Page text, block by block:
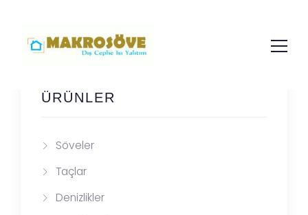
ÜRÜNLER
Söveler
Taçlar
Denizlikler